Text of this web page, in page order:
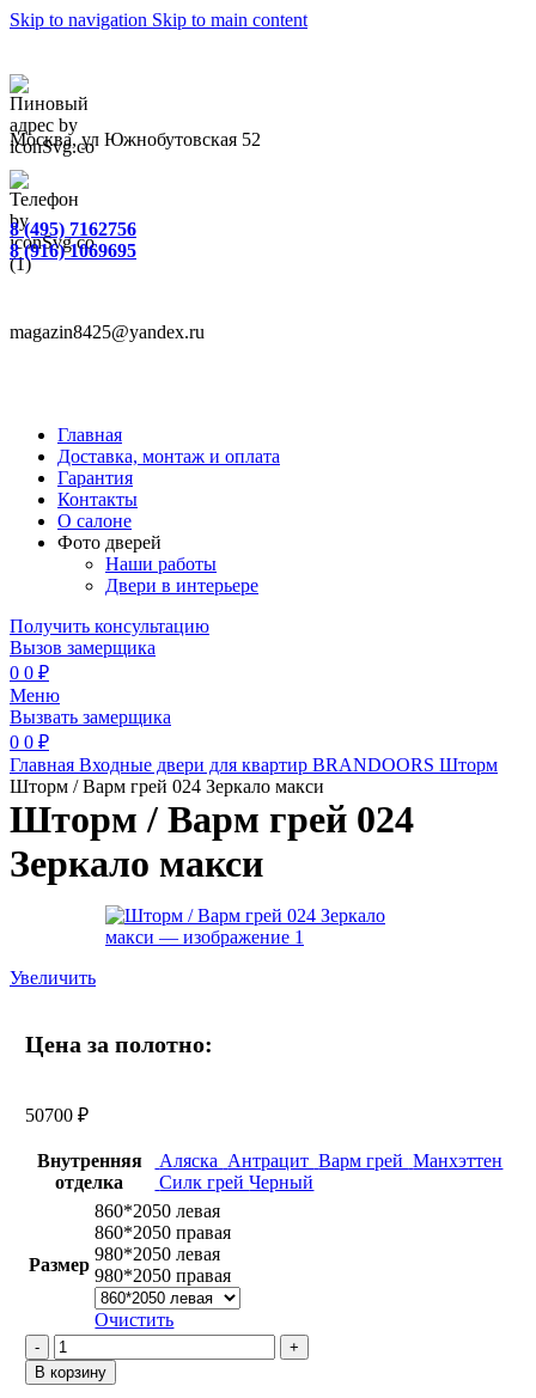
Skip to navigation Skip to main content
Москва, ул Южнобутовская 52
8 (495) 7162756
8 (916) 1069695
magazin8425@yandex.ru
Главная
Доставка, монтаж и оплата
Гарантия
Контакты
О салоне
Фото дверей
Наши работы
Двери в интерьере
Получить консультацию
Вызов замерщика
0 0 ₽
Меню
Вызвать замерщика
0 0 ₽
Главная Входные двери для квартир BRANDOORS Шторм
Шторм / Варм грей 024 Зеркало макси
Шторм / Варм грей 024
Зеркало макси
Увеличить
Цена за полотно:
50700₽
Внутренняя
отделка
Аляска Антрацит Варм грей Манхэттен
Силк грейЧерный
Размер
860*2050 левая
860*2050 правая
980*2050 левая
980*2050 правая
Очистить
Количество
товара
Шторм
В корзину